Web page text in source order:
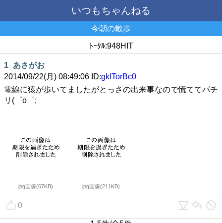
いつもちゃんねる
今朝の散歩
ﾄｰﾀﾙ:948HIT
1 あさがお
2014/09/22(月) 08:49:06 ID:gkITorBc0
電線に猿が歩いてましたがとっさの出来事なので慌ててパチ
リ(゜o゜;
jpg画像(67KB) jpg画像(211KB)
0